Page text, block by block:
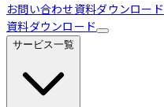
お問い合わせ資料ダウンロード
資料ダウンロード
サービス一覧